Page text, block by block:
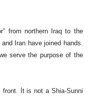
from northern Iraq to the
Iran have joined hands.
serve the purpose of the
front. İt is not a Shia-Sunni